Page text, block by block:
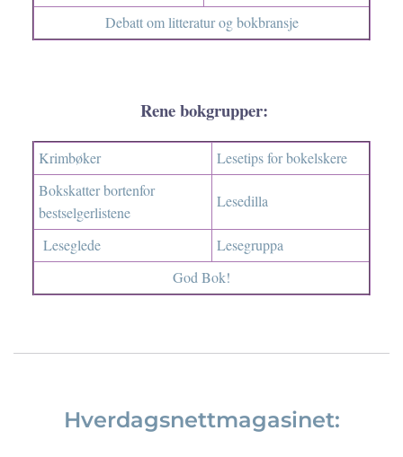
Debatt om litteratur og bokbransje
Rene bokgrupper:
Krimbøker
Lesetips for bokelskere
Bokskatter bortenfor
bestselgerlistene
Lesedilla
Leseglede
Lesegruppa
God Bok!
Hverdagsnettmagasinet: